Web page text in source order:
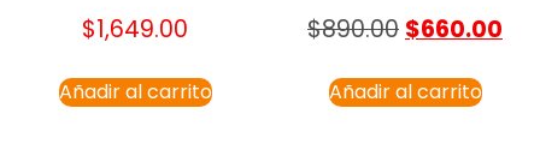
$1,649.00
Añadir al carrito
$890.00 $660.00
Añadir al carrito